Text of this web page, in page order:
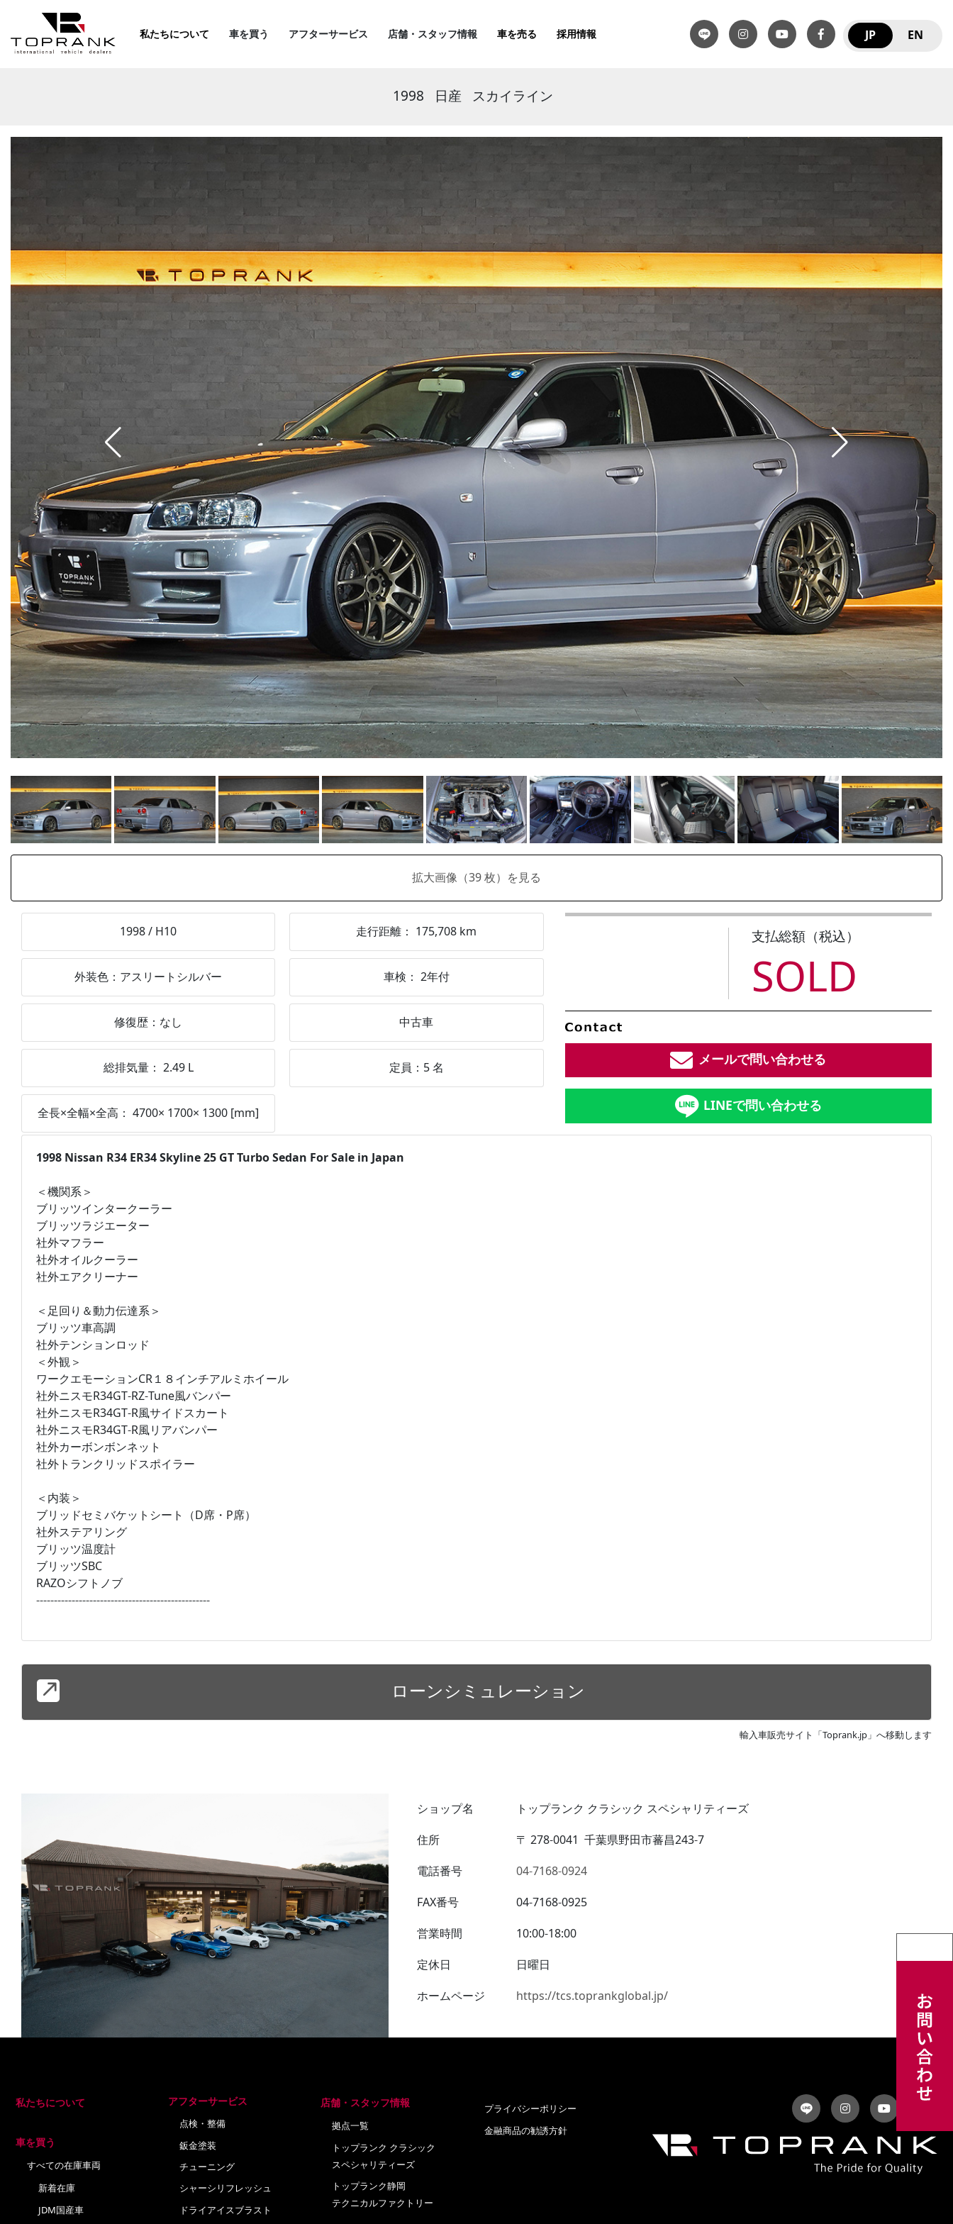
私たちについて 車を買う アフターサービス 店舗・スタッフ情報 車を売る 採用情報 JP EN
1998 日産 スカイライン
拡大画像（39枚）を見る
1998/ H10 走行距離： 175,708 km
外装色： アスリートシルバー 車検： 2年付
修復歴： なし 中古車
総排気量： 2.49 L 定員： 5名
全長×全幅×全高： 4700× 1700× 1300 [mm]
支払総額（税込）
SOLD
メールで問い合わせる
LINEで問い合わせる
1998 Nissan R34 ER34 Skyline 25 GT Turbo Sedan For Sale in Japan
＜機関系＞
ブリッツインタークーラー
ブリッツラジエーター
社外マフラー
社外オイルクーラー
社外エアクリーナー
＜足回り＆動力伝達系＞
ブリッツ車高調
社外テンションロッド
＜外観＞
ワークエモーションCR１８インチアルミホイール
社外ニスモR34GT-RZ-Tune風バンパー
社外ニスモR34GT-R風サイドスカート
社外ニスモR34GT-R風リアバンパー
社外カーボンボンネット
社外トランクリッドスポイラー
＜内装＞
ブリッドセミバケットシート（D席・P席）
社外ステアリング
ブリッツ温度計
ブリッツSBC
RAZOシフトノブ
-------------------------------------------------
ローンシミュレーション
輸入車販売サイト「Toprank.jp」へ移動します
ショップ名
トップランク クラシック スペシャリティーズ
住所
〒 278-0041 千葉県野田市蕃昌243-7
電話番号
04-7168-0924
FAX番号
04-7168-0925
営業時間
10:00-18:00
定休日
日曜日
ホームページ
https://tcs.toprankglobal.jp/
私たちについて
車を買う
すべての在庫車両
新着在庫
JDM国産車
アフターサービス
点検・整備
鈑金塗装
チューニング
シャーシリフレッシュ
ドライアイスブラスト
店舗・スタッフ情報
拠点一覧
トップランク クラシック
スペシャリティーズ
トップランク静岡
テクニカルファクトリー
プライバシーポリシー
金融商品の勧誘方針